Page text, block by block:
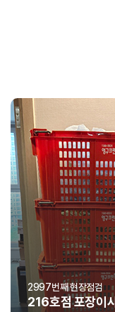
2996번째 현장점검
115호점 포장이사